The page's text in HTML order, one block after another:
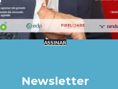
ASSINAR
Newsletter